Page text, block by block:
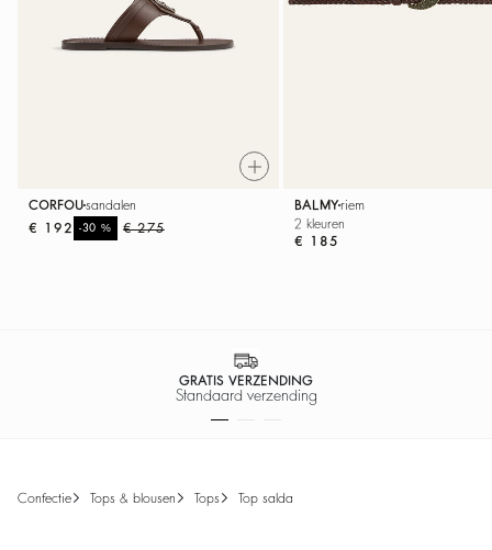
CORFOUsandalen
€ 275
-30%
€ 192
BALMYriem
2 kleuren
€ 185
100% VEILIGE BETALING
Gemakkelijke betaling
confectie tops & blousen tops top salda